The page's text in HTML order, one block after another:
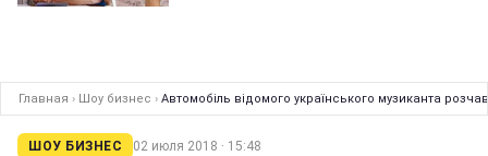
Главная › Шоу бизнес › Автомобіль відомого українського музиканта
ШОУ БИЗНЕС 02 июля 2018 · 15:48